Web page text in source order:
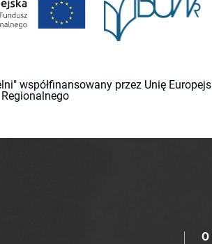
współfinansowany przez Unię
Regionalnego